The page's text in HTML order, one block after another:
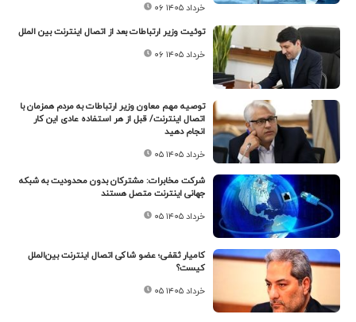
۰۶ خرداد ۱۴۰۵
توئیت وزیر ارتباطات بعد از اتصال اینترنت بین الملل
۰۶ خرداد ۱۴۰۵
توصیه مهم معاون وزیر ارتباطات به مردم همزمان با
اتصال اینترنت/ قبل از هر استفاده عادی این کار
انجام دهید
۰۵ خرداد ۱۴۰۵
شرکت مخابرات: مشترکان بدون محدودیت به شبکه
جهانی اینترنت متصل هستند
۰۵ خرداد ۱۴۰۵
کامیار ثقفی؛ عضو شاکی اتصال اینترنت بین‌الملل
کیست؟
۰۵ خرداد ۱۴۰۵